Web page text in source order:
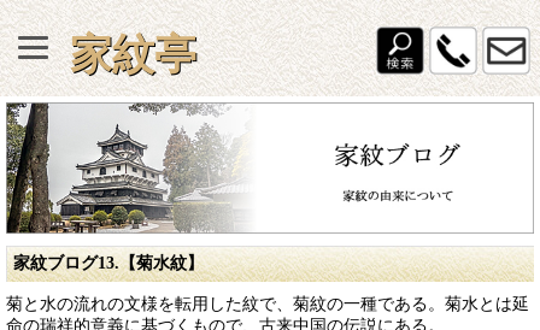
家紋亭
家紋ブログ13.【菊水紋】
菊と水の流れの文様を転用した紋で、菊紋の一種である。菊水とは延
命の瑞祥的意義に基づくもので、古来中国の伝説にある。